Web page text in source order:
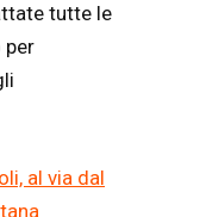
tutte le
per
al via dal